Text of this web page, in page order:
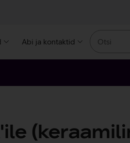
Abi ja kontaktid